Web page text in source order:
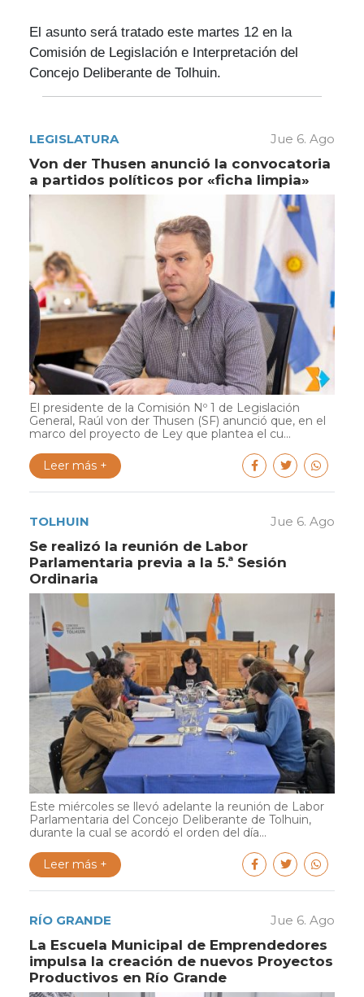
El asunto será tratado este martes 12 en la
Comisión de Legislación e Interpretación del
Concejo Deliberante de Tolhuin.
LEGISLATURA Jue 6. Ago
Von der Thusen anunció la convocatoria
a partidos políticos por «ficha limpia»
El presidente de la Comisión Nº 1 de Legislación
General, Raúl von der Thusen (SF) anunció que, en el
marco del proyecto de Ley que plantea el cu...
Leer más +
TOLHUIN Jue 6. Ago
Se realizó la reunión de Labor
Parlamentaria previa a la 5.ª Sesión
Ordinaria
Este miércoles se llevó adelante la reunión de Labor
Parlamentaria del Concejo Deliberante de Tolhuin,
durante la cual se acordó el orden del día...
Leer más +
RÍO GRANDE Jue 6. Ago
La Escuela Municipal de Emprendedores
impulsa la creación de nuevos Proyectos
Productivos en Río Grande